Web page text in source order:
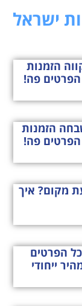
ישראל
הזמנות
הפרטים פה!
הזמנות
הפרטים פה!
מקום? איך
הפרטים
ייחודי